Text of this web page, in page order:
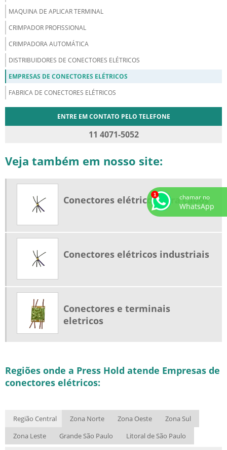
MAQUINA DE APLICAR TERMINAL
CRIMPADOR PROFISSIONAL
CRIMPADORA AUTOMÁTICA
DISTRIBUIDORES DE CONECTORES ELÉTRICOS
EMPRESAS DE CONECTORES ELÉTRICOS
FABRICA DE CONECTORES ELÉTRICOS
ENTRE EM CONTATO PELO TELEFONE
11 4071-5052
Veja também em nosso site:
Conectores elétricos para cabos
Conectores elétricos industriais
Conectores e terminais
eletricos
Regiões onde a Press Hold atende Empresas de
conectores elétricos:
Região Central Zona Norte Zona Oeste
Zona Sul
Zona Leste
Grande São Paulo Litoral de São Paulo
chamar no
WhatsApp